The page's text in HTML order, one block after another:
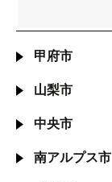
甲府市
山梨市
中央市
南アルプス市